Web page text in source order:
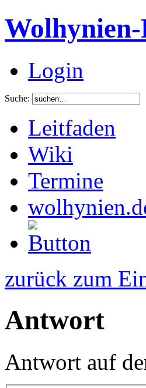
Login
Suche:
Leitfaden
Wiki
Termine
zurück zum
Antwort
Antwort auf